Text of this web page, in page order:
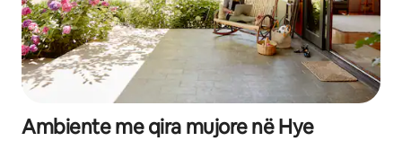
Ambiente me qira mujore në Hye